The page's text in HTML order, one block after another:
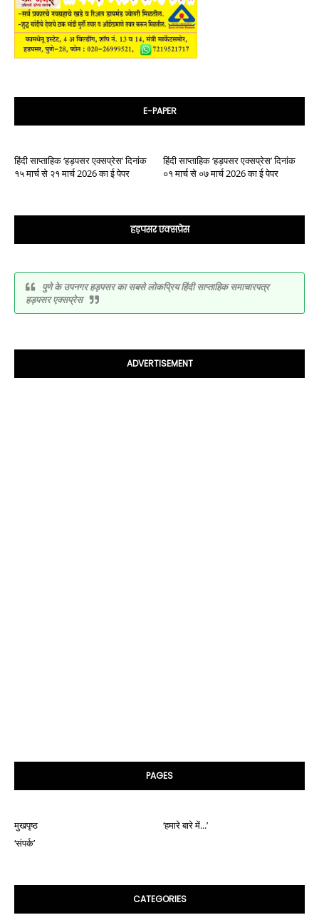
E-PAPER
हिंदी साप्ताहिक ‘हड़पसर एक्सप्रेस’ दिनांक
१५ मार्च से २१ मार्च 2026 का ई पेपर
हिंदी साप्ताहिक ‘हड़पसर एक्सप्रेस’ दिनांक
०१ मार्च से ०७ मार्च 2026 का ई पेपर
हड़पसर एक्सप्रेस
पुणे के उपनगर हड़पसर का सबसे लोकप्रिय हिंदी साप्ताहिक समाचारपत्र
हड़पसर एक्सप्रेस
ADVERTISEMENT
PAGES
मुखपृष्ठ
‘हमारे बारे में...’
‘संपर्क’
CATEGORIES